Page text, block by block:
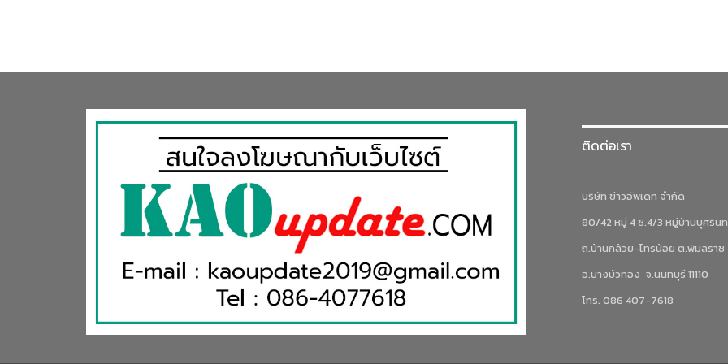
ติดต่อเรา
บริษัท ข่าวอัพเดท จำกัด
80/42 หมู่ 4 ซ.4/3 หมู่บ้านบุศริน
ถ.บ้านกล้วย-ไทรน้อย ต.พิมลราช
อ.บางบัวทอง จ.นนทบุรี 11110
โทร. 086 407-7618